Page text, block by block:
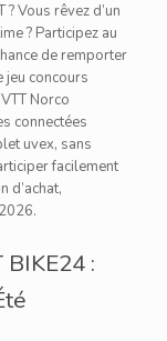
Vous rêvez d’un
? Participez au
de remporter
jeu concours
Norco
connectées
uvex, sans
facilement
d’achat,
: